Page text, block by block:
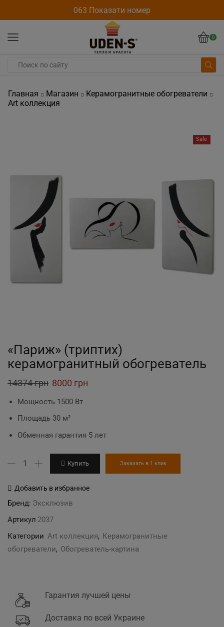
063 Показати номер
0
Главная Магазин
Керамогранитные обогреватели
Art коллекция
Sale
«Париж» (триптих)
керамогранитный обогреватель
14374грн Original
price
8000 грн
Мощность 1500 Вт
Площадь 30 м²
Обменная гарантия 5 лет
Количество
"Париж"
(триптих)
обогреватель
Купить Заказать в 1 клик
Добавить в избранное
Бренд: Эксклюзив
Артикул 2037
Категории Art коллекция, Керамогранитные
обогреватели, Обогреватель-картина
Гарантия лучшей цены
Доставка по всей Украине